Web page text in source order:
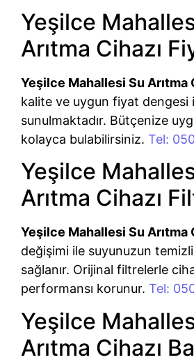
Yeşilce
Arıtma Cihazı
Yeşilce Mahallesi Su Arıtma
kalite ve uygun fiyat dengesi
sunulmaktadır. Bütçenize
kolayca bulabilirsiniz. Tel:
Yeşilce
Arıtma Cihazı
Yeşilce Mahallesi Su Arıtma
değişimi ile suyunuzun
sağlanır. Orijinal filtrelerle
performansı korunur. Tel:
Yeşilce
Arıtma Cihazı